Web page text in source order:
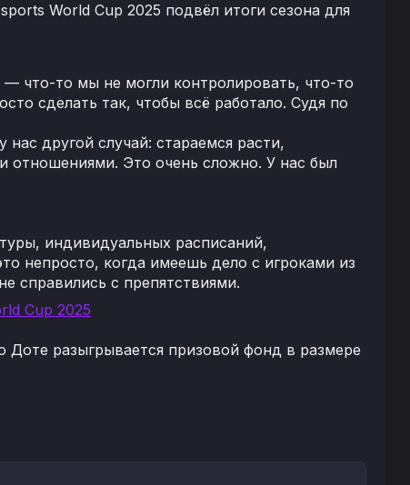
World Cup 2025 подвёл итоги сезона для
что-то мы не могли контролировать, что-то
сделать так, чтобы всё работало. Судя по
другой случай: стараемся расти,
отношениями. Это очень сложно. У нас был
индивидуальных расписаний,
непросто, когда имеешь дело с игроками из
справились с препятствиями.
Cup 2025
разыгрывается призовой фонд в размере